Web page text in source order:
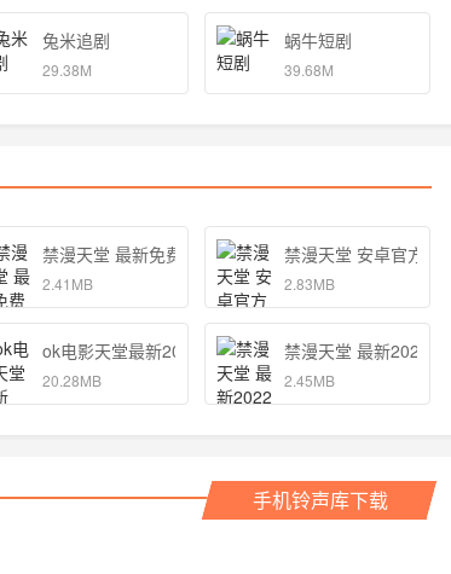
兔米追剧
29.38M
蜗牛短剧
39.68M
禁漫天堂 最新免费下载
2.41MB
禁漫天堂 安卓官方版
2.83MB
ok电影天堂最新2021
20.28MB
禁漫天堂 最新2022
2.45MB
手机铃声库下载